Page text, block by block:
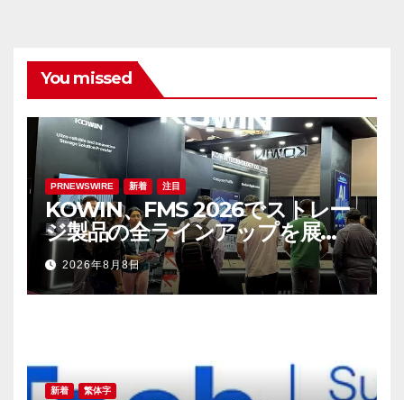
You missed
PRNEWSWIRE 新着 注目
KOWIN、FMS 2026でストレー
ジ製品の全ラインアップを展
示：高性能ストレージ製品がAI分
野の革新を牽引
2026年8月8日
新着 繁体字